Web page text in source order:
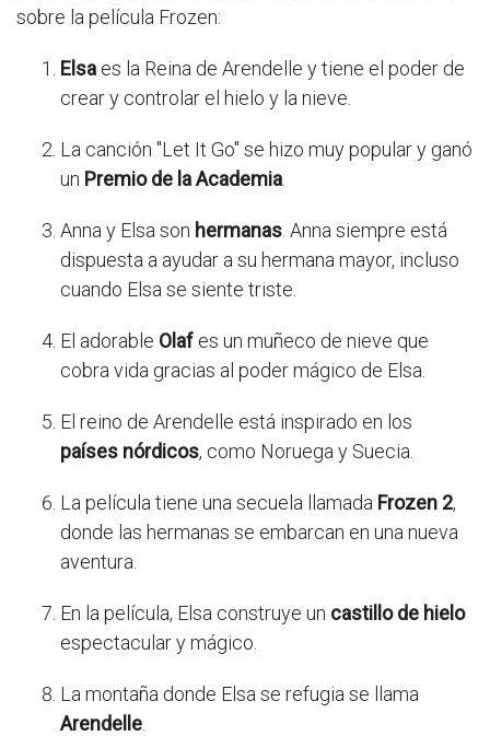
sobre la película Frozen:
Elsa es la Reina de Arendelle y tiene el poder de
crear y controlar el hielo y la nieve.
La canción "Let It Go" se hizo muy popular y ganó
un Premio de la Academia
Anna y Elsa son hermanas . Anna siempre está
dispuesta a ayudar a su hermana mayor, incluso
cuando Elsa se siente triste.
El adorable Olaf es un muñeco de nieve que
cobra vida gracias al poder mágico de Elsa.
El reino de Arendelle está inspirado en los
países nórdicos, como Noruega y Suecia.
La película tiene una secuela llamada Frozen 2,
donde las hermanas se embarcan en una nueva
aventura.
En la película, Elsa construye un castillo de hielo
espectacular y mágico.
La montaña donde Elsa se refugia se llama
Arendelle